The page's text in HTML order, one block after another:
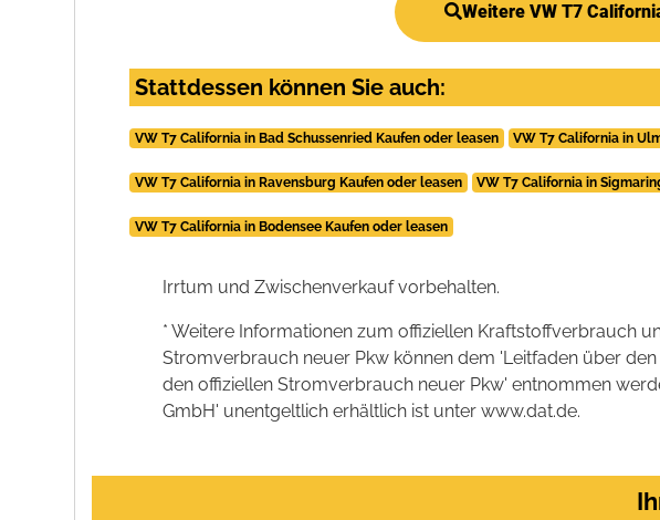
Weitere VW T7
Stattdessen können Sie auch:
VW T7 California in Bad Schussenried Kaufen oder leasen VW T7 California in
VW T7 California in Ravensburg Kaufen oder leasen VW T7 California in
VW T7 California in Bodensee Kaufen oder leasen
Irrtum und Zwischenverkauf vorbehalten.
* Weitere Informationen zum offiziellen Kraftstoffverbrauch
Stromverbrauch neuer Pkw können dem 'Leitfaden über
den offiziellen Stromverbrauch neuer Pkw' entnommen
GmbH' unentgeltlich erhältlich ist unter www.dat.de.